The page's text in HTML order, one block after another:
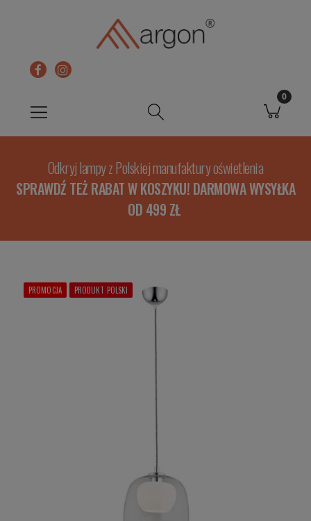
Odkryj lampy z Polskiej manufaktury oświetlenia
SPRAWDŹ TEŻ RABAT W KOSZYKU! DARMOWA WYSYŁKA
OD 499 ZŁ
PROMOCJA PRODUKT POLSKI